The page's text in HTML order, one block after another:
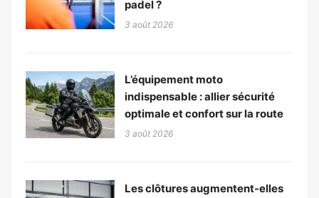
padel ?
3 août 2026
L’équipement moto
indispensable : allier sécurité
optimale et confort sur la route
3 août 2026
Les clôtures augmentent-elles